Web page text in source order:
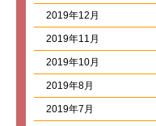
2019年12月
2019年11月
2019年10月
2019年8月
2019年7月